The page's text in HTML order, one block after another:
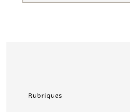
Rubriques